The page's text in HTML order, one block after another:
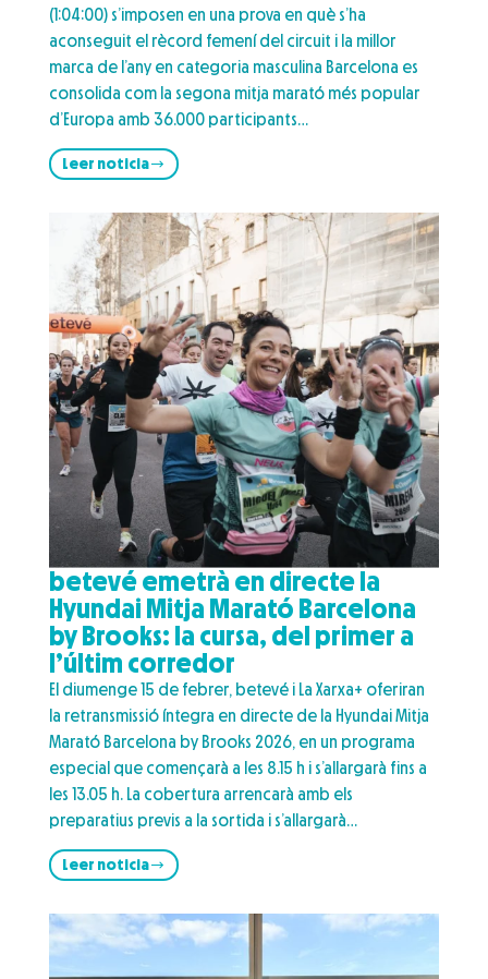
(1:04:00) s’imposen en una prova en què s’ha
aconseguit el rècord femení del circuit i la millor
marca de l’any en categoria masculina Barcelona es
consolida com la segona mitja marató més popular
d’Europa amb 36.000 participants…
Leer noticia
betevé emetrà en directe la
Hyundai Mitja Marató Barcelona
by Brooks: la cursa, del primer a
l’últim corredor
El diumenge 15 de febrer, betevé i La Xarxa+ oferiran
la retransmissió íntegra en directe de la Hyundai Mitja
Marató Barcelona by Brooks 2026, en un programa
especial que començarà a les 8.15 h i s’allargarà fins a
les 13.05 h. La cobertura arrencarà amb els
preparatius previs a la sortida i s’allargarà…
Leer noticia